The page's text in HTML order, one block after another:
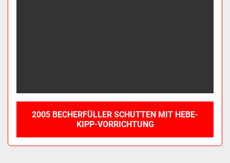
2005 BECHERFÜLLER SCHUTTEN MIT HEBE-
KIPP-VORRICHTUNG